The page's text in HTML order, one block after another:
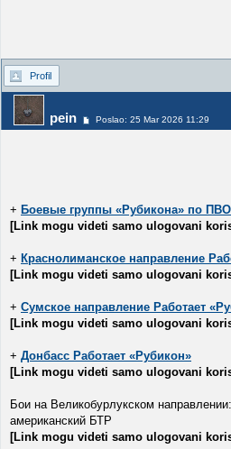
Profil
pein Poslao: 25 Mar 2026 11:29
+ Боевые группы «Рубикона» по ПВО
[Link mogu videti samo ulogovani
+ Краснолиманское направление
[Link mogu videti samo ulogovani
+ Сумское направление Работает
[Link mogu videti samo ulogovani
+ Донбасс Работает «Рубикон»
[Link mogu videti samo ulogovani
Бои на Великобурлукском
американский БТР
[Link mogu videti samo ulogovani